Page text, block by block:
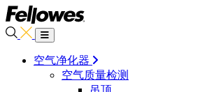
空气净化器
空气质量检测
吊顶